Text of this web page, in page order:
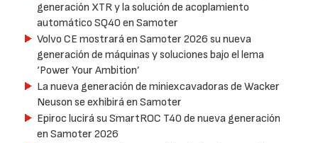
generación XTR y la solución de acoplamiento
automático SQ40 en Samoter
Volvo CE mostrará en Samoter 2026 su nueva
generación de máquinas y soluciones bajo el lema
‘Power Your Ambition’
La nueva generación de miniexcavadoras de Wacker
Neuson se exhibirá en Samoter
Epiroc lucirá su SmartROC T40 de nueva generación
en Samoter 2026